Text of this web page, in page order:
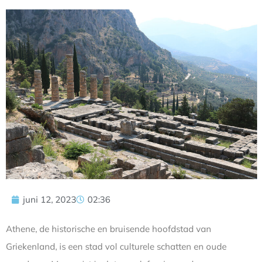
juni 12, 2023 02:36
Athene, de historische en bruisende hoofdstad van
Griekenland, is een stad vol culturele schatten en oude